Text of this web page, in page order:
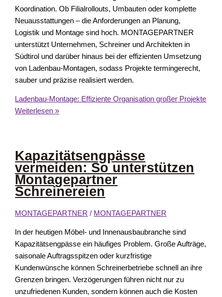
Koordination. Ob Filialrollouts, Umbauten oder komplette
Neuausstattungen – die Anforderungen an Planung,
Logistik und Montage sind hoch. MONTAGEPARTNER
unterstützt Unternehmen, Schreiner und Architekten in
Südtirol und darüber hinaus bei der effizienten Umsetzung
von Ladenbau-Montagen, sodass Projekte termingerecht,
sauber und präzise realisiert werden.
Ladenbau-Montage: Effiziente Organisation großer Projekte
Weiterlesen »
Kapazitätsengpässe
vermeiden: So unterstützen
Montagepartner
Schreinereien
MONTAGEPARTNER / MONTAGEPARTNER
In der heutigen Möbel- und Innenausbaubranche sind
Kapazitätsengpässe ein häufiges Problem. Große Aufträge,
saisonale Auftragsspitzen oder kurzfristige
Kundenwünsche können Schreinerbetriebe schnell an ihre
Grenzen bringen. Verzögerungen führen nicht nur zu
unzufriedenen Kunden, sondern können auch die Kosten